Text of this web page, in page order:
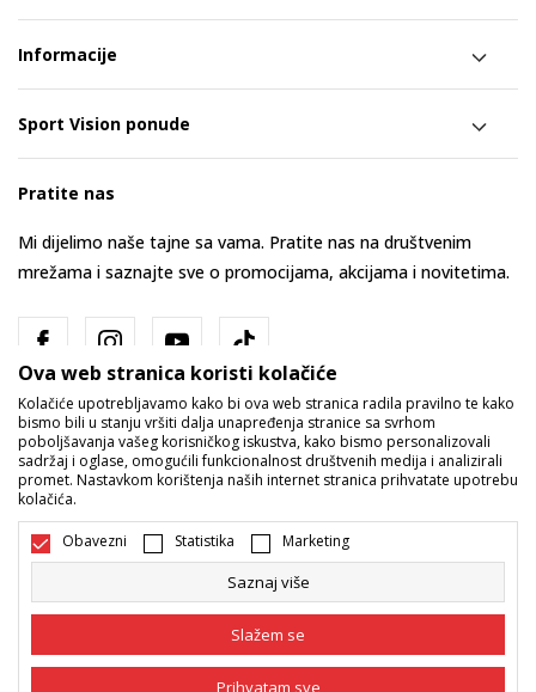
Informacije
Sport Vision ponude
Pratite nas
Mi dijelimo naše tajne sa vama. Pratite nas na društvenim
mrežama i saznajte sve o promocijama, akcijama i novitetima.
Bosna i Hercegovina Promijenite
Nastojimo da budemo što precizniji u opisu proizvoda, prikazu slika i
Ova web stranica koristi kolačiće
Kolačiće upotrebljavamo kako bi ova web stranica radila pravilno te kako
bismo bili u stanju vršiti dalja unapređenja stranice sa svrhom
poboljšavanja vašeg korisničkog iskustva, kako bismo personalizovali
sadržaj i oglase, omogućili funkcionalnost društvenih medija i analizirali
promet. Nastavkom korištenja naših internet stranica prihvatate upotrebu
kolačića.
Obavezni Statistika Marketing
Saznaj više
Slažem se
Prihvatam sve